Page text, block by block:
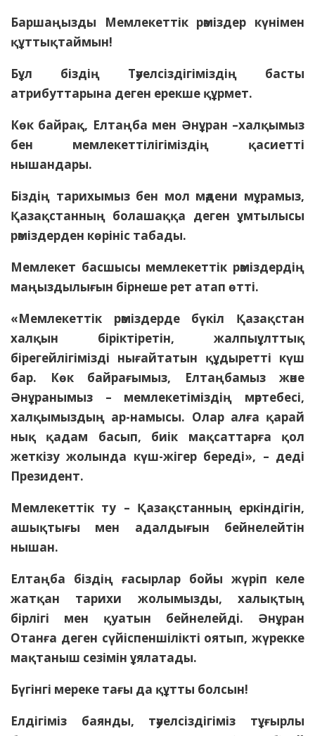
Баршаңызды Мемлекеттік рәміздер күнімен
құттықтаймын!
Бұл біздің Тәуелсіздігіміздің басты
атрибуттарына деген ерекше құрмет.
Көк байрақ, Елтаңба мен Әнұран –халқымыз
бен мемлекеттілігіміздің қасиетті
нышандары.
Біздің тарихымыз бен мол мәдени мұрамыз,
Қазақстанның болашаққа деген ұмтылысы
рәміздерден көрініс табады.
Мемлекет басшысы мемлекеттік рәміздердің
маңыздылығын бірнеше рет атап өтті.
«Мемлекеттік рәміздерде бүкіл Қазақстан
халқын біріктіретін, жалпыұлттық
бірегейлігімізді нығайтатын құдыретті күш
бар. Көк байрағымыз, Елтаңбамыз және
Әнұранымыз – мемлекетіміздің мәртебесі,
халқымыздың ар-намысы. Олар алға қарай
нық қадам басып, биік мақсаттарға қол
жеткізу жолында күш-жігер береді», – деді
Президент.
Мемлекеттік ту – Қазақстанның еркіндігін,
ашықтығы мен адалдығын бейнелейтін
нышан.
Елтаңба біздің ғасырлар бойы жүріп келе
жатқан тарихи жолымызды, халықтың
бірлігі мен қуатын бейнелейді. Әнұран
Отанға деген сүйіспеншілікті оятып, жүрекке
мақтаныш сезімін ұялатады.
Бүгінгі мереке тағы да құтты болсын!
Елдігіміз баянды, тәуелсіздігіміз тұғырлы